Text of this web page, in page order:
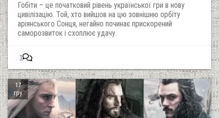
Гобіти – це початковий рівень української гри в нову
цивілізацію. Той, хто вийшов на цю зовнішню орбіту
аріянського Сонця, негайно починає прискорений
саморозвиток і схоплює удачу.
1
17
гру